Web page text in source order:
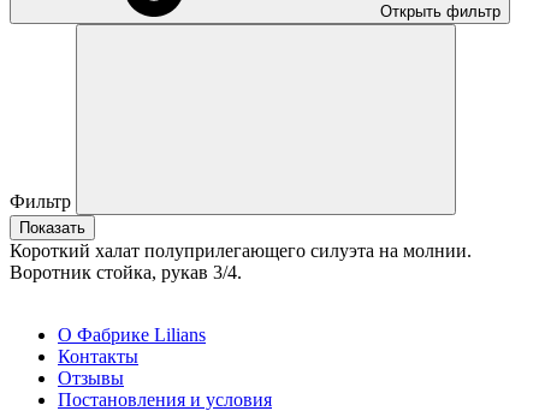
Открыть фильтр
Фильтр
Показать
Короткий халат полуприлегающего силуэта на молнии.
Воротник стойка, рукав 3/4.
О Фабрике Lilians
Контакты
Отзывы
Постановления и условия